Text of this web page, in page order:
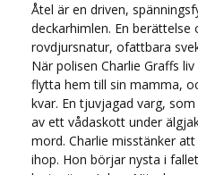
Åtel är en driven,
deckarhimlen. En berättelse
rovdjursnatur, ofattbara
När polisen Charlie Graffs
flytta hem till sin mamma,
kvar. En tjuvjagad varg,
av ett vådaskott under
mord. Charlie misstänker
ihop. Hon börjar nysta i